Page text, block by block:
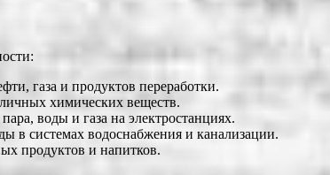
газа и продуктов переработки.
химических веществ.
воды и газа на электростанциях.
в системах водоснабжения и канализации.
продуктов и напитков.